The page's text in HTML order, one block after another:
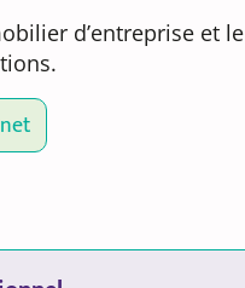
d’entreprise et le